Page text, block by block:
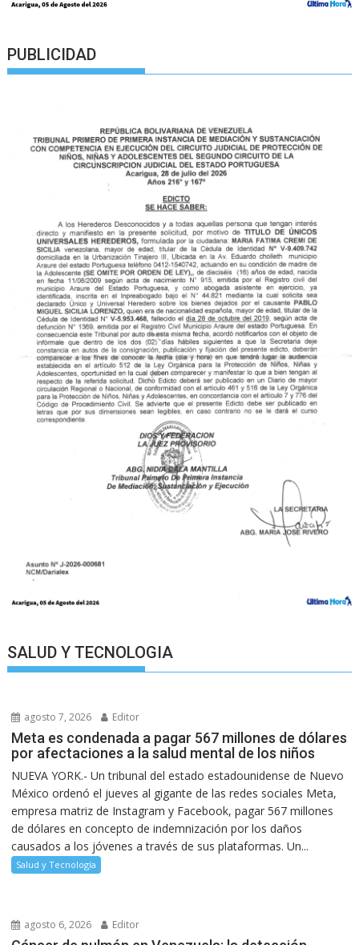
PUBLICIDAD
SALUD Y TECNOLOGIA
agosto 7, 2026 Editor
Meta es condenada a pagar 567 millones de dólares
por afectaciones a la salud mental de los niños
NUEVA YORK.- Un tribunal del estado estadounidense de Nuevo
México ordenó el jueves al gigante de las redes sociales Meta,
empresa matriz de Instagram y Facebook, pagar 567 millones
de dólares en concepto de indemnización por los daños
causados a los jóvenes a través de sus plataformas. Un...
Salud y Tecnología
agosto 6, 2026 Editor